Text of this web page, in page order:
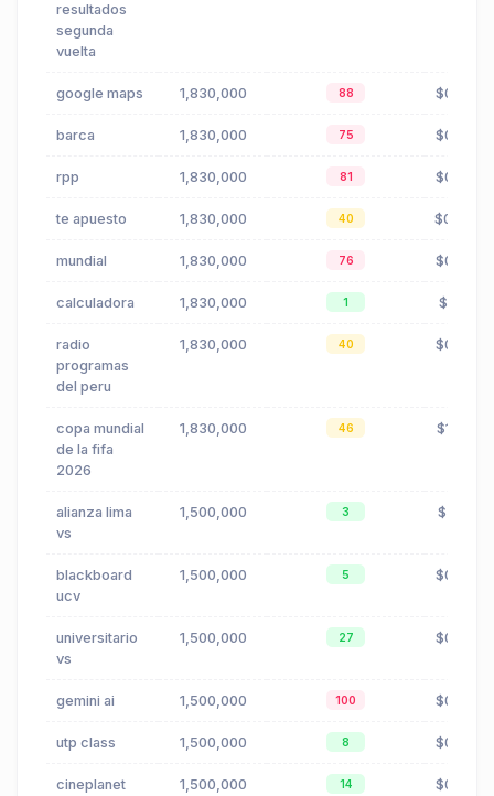
resultados
segunda
vuelta
google maps 1,830,000 88 $0.05
barca 1,830,000 75 $0.69
rpp 1,830,000 81 $0.87
te apuesto 1,830,000 40 $0.43
mundial 1,830,000 76 $0.96
calculadora 1,830,000 1 $0.11
radio
programas
del peru
1,830,000 40 $0.87
copa mundial
de la fifa
2026
1,830,000 46 $1.39
alianza lima
vs
1,500,000 3 $2.17
blackboard
ucv
1,500,000 5 $0.66
universitario
vs
1,500,000 27 $0.00
gemini ai 1,500,000 100 $0.05
utp class 1,500,000 8 $0.75
cineplanet 1,500,000 14 $0.30